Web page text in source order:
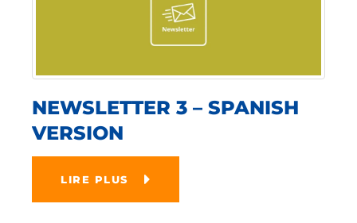
NEWSLETTER 3 – SPANISH
VERSION
LIRE PLUS